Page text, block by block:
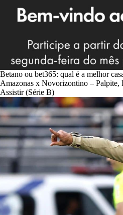
Betano ou bet365: qual é a melhor
Amazonas x Novorizontino – Palpite,
Assistir (Série B)